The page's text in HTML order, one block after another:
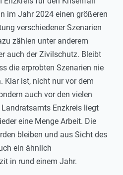
im Jahr 2024 einen größeren
verschiedener Szenarien
zählen unter anderem
auch der Zivilschutz. Bleibt
die erprobten Szenarien nie
Klar ist, nicht nur vor dem
auch vor den vielen
Landratsamts Enzkreis liegt
eine Menge Arbeit. Die
bleiben und aus Sicht des
ein ähnlich
in rund einem Jahr.